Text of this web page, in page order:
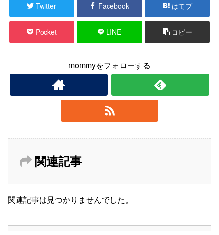
Twitter Facebook はてブ
Pocket LINE コピー
mommyをフォローする
関連記事
関連記事は見つかりませんでした。